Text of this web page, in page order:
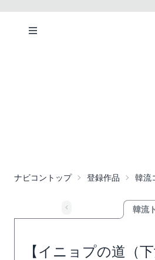
ナビコントップ 登録作品 韓流
韓流
【イニョプの道（